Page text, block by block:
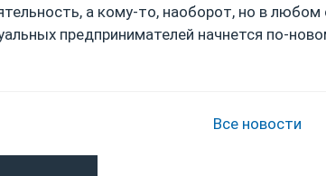
а кому-то, наоборот, но в любом
предпринимателей начнется по-
Все новости